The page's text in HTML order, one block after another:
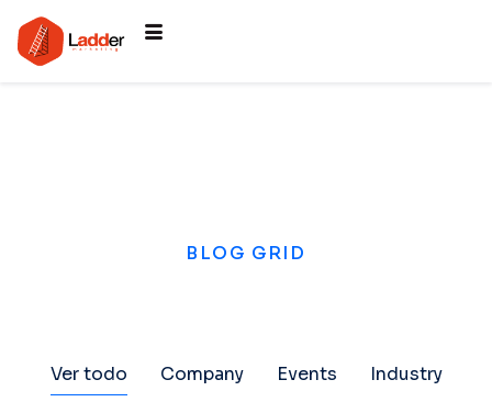
BLOG GRID
Ver todo Company Events
Industry